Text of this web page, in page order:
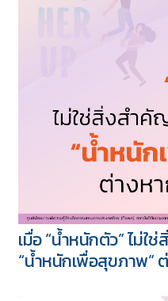
เมื่อ “น้ำหนักตัว” ไม่
“น้ำหนักเพื่อสุขภาพ”